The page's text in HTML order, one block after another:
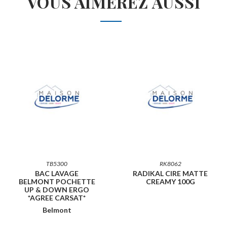
TB5300
BAC LAVAGE
BELMONT POCHETTE
UP & DOWN ERGO
*AGREE CARSAT*
Belmont
RK8062
RADIKAL CIRE MATTE
CREAMY 100G